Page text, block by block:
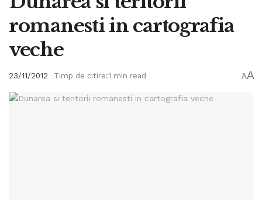
romanesti in cartografia
veche
23/11/2012 Timp de citire:1 min read AA